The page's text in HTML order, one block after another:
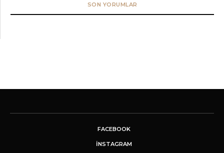
SON YORUMLAR
FACEBOOK
INSTAGRAM